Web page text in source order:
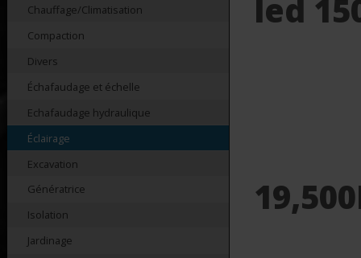
Chauffage/Climatisation
Compaction
Divers
Échafaudage et échelle
Echafaudage hydraulique
Éclairage
Excavation
Génératrice
Isolation
Jardinage
led